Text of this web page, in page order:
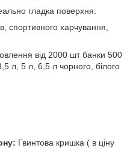
гладка поверхня.
спортивного харчування,
від 2000 шт банки 500
л, 5 л, 6,5 л чорного, білого
Гвинтова кришка ( в ціну